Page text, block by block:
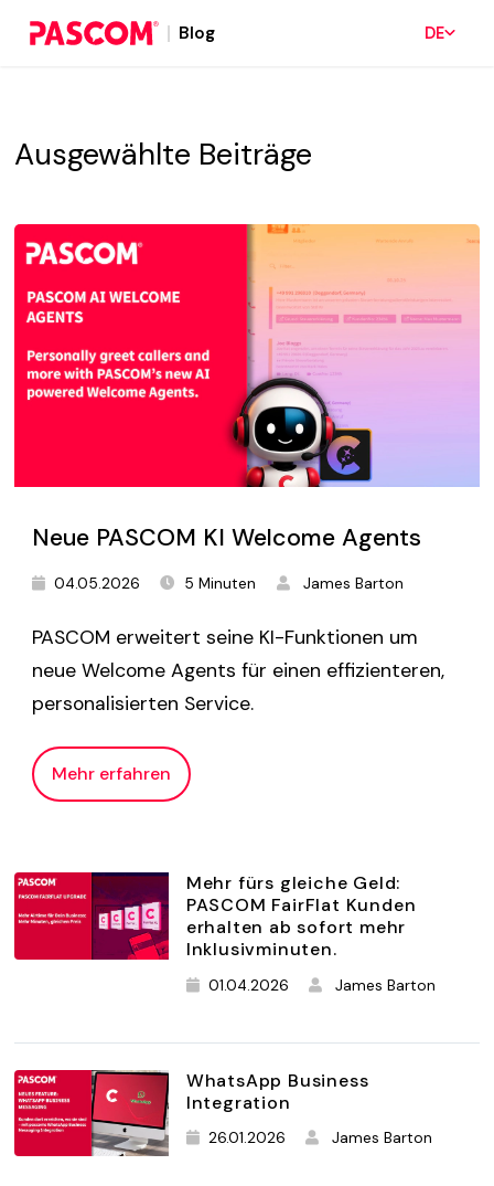
Blog DE
Ausgewählte Beiträge
Neue PASCOM KI Welcome Agents
04.05.2026 5 Minuten James Barton
PASCOM erweitert seine KI-Funktionen um
neue Welcome Agents für einen effizienteren,
personalisierten Service.
Mehr erfahren
Mehr fürs gleiche Geld:
PASCOM FairFlat Kunden
erhalten ab sofort mehr
Inklusivminuten.
01.04.2026 James Barton
WhatsApp Business
Integration
26.01.2026 James Barton